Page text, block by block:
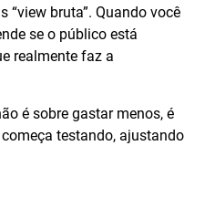
“view bruta”. Quando você
se o público está
realmente faz a
é sobre gastar menos, é
testando, ajustando